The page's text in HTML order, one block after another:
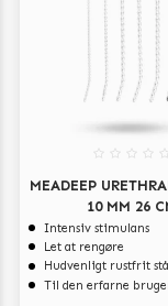
En ekstrem
løfter urinrørsleg
MEADEEP
10 MM 26
Intensiv stimulans
Let at rengøre
Hudvenligt rustfrit
Til den erfarne